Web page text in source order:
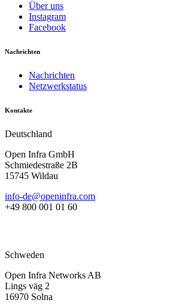
Über uns
Instagram
Facebook
Nachrichten
Nachrichten
Netzwerkstatus
Kontakte
Deutschland
Open Infra GmbH
Schmiedestraße 2B
15745 Wildau
info-de@openinfra.com
+49 800 001 01 60
Schweden
Open Infra Networks AB
Lings väg 2
16970 Solna